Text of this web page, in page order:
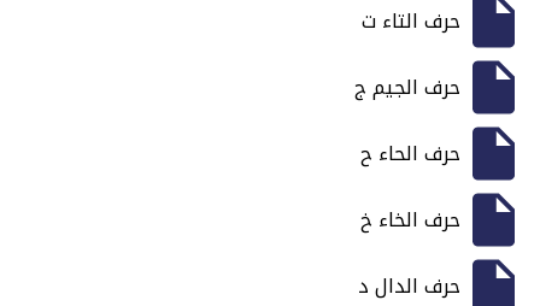
حرف التاء ت
حرف الجيم ج
حرف الحاء ح
حرف الخاء خ
حرف الدال د